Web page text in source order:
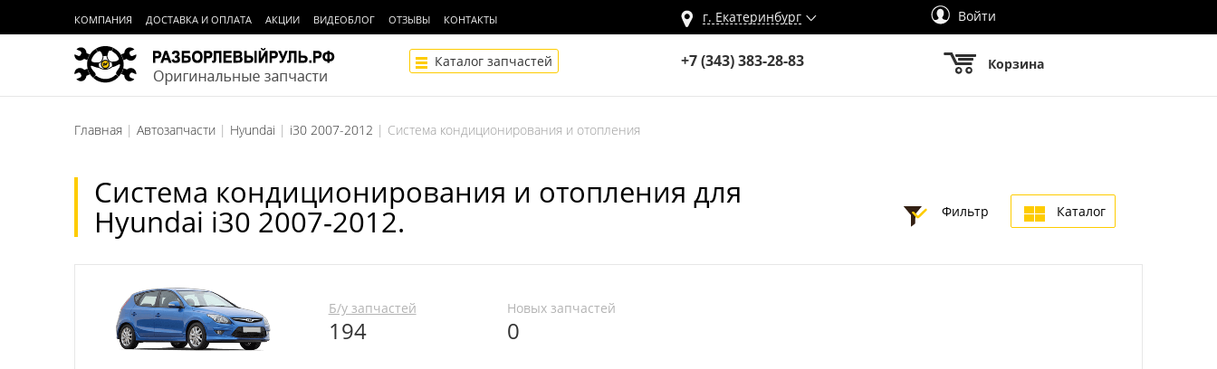
КОМПАНИЯ ДОСТАВКА И ОПЛАТА АКЦИИ ВИДЕОБЛОГ ОТЗЫВЫ КОНТАКТЫ г. Екатеринбург Войти
Каталог запчастей +7 (343) 383-28-83 Корзина
Главная Автозапчасти Hyundai i30 2007-2012 Система кондиционирования и отопления
Система кондиционирования и отопления для
Hyundai i30 2007-2012. Фильтр Каталог
Б/у запчастей
194
Новых запчастей
0